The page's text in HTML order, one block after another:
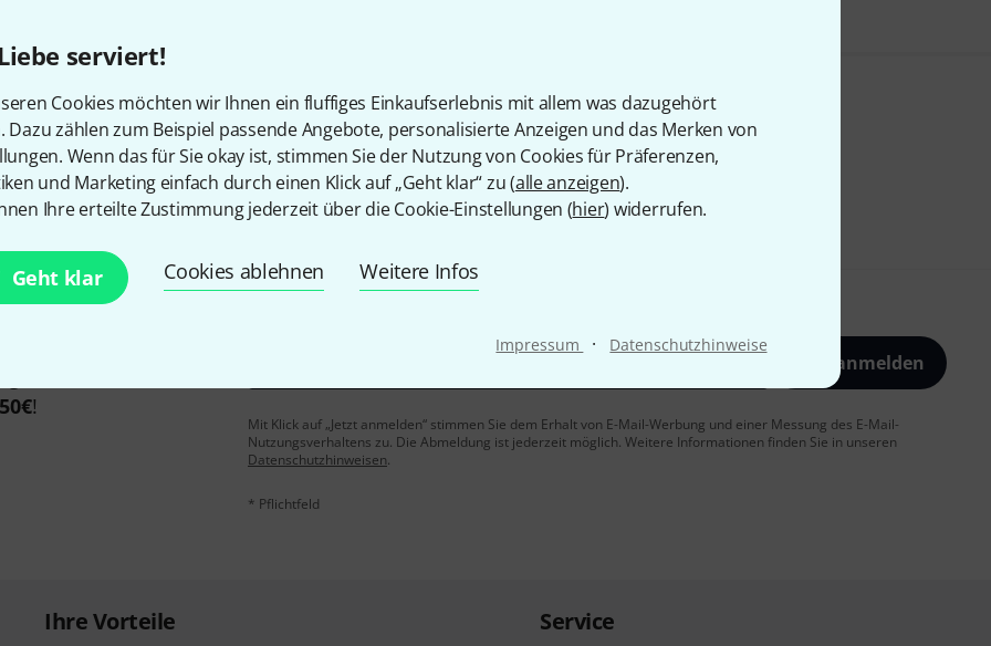
serviert!
Cookies möchten wir Ihnen ein fluffiges Einkaufserlebnis mit allem was dazugehört
Dazu zählen zum Beispiel passende Angebote, personalisierte Anzeigen und das Merken von
Wenn das für Sie okay ist, stimmen Sie der Nutzung von Cookies für Präferenzen,
und Marketing einfach durch einen Klick auf „Geht klar“ zu (alle anzeigen).
Ihre erteilte Zustimmung jederzeit über die Cookie-Einstellungen (hier) widerrufen.
Geht klar Cookies ablehnen Weitere Infos
Impressum · Datenschutzhinweise
Gefällt Ihnen, was Sie sehen?
Teilen Hilfe & Feedback
mit etwas Glück
50€!
Jetzt anmelden
Mit Klick auf „Jetzt anmelden“ stimmen Sie dem Erhalt von E-Mail-Werbung und einer Messung des E-Mail-
Nutzungsverhaltens zu. Die Abmeldung ist jederzeit möglich. Weitere Informationen finden Sie in unseren
Datenschutzhinweisen.
* Pflichtfeld
Ihre Vorteile Service